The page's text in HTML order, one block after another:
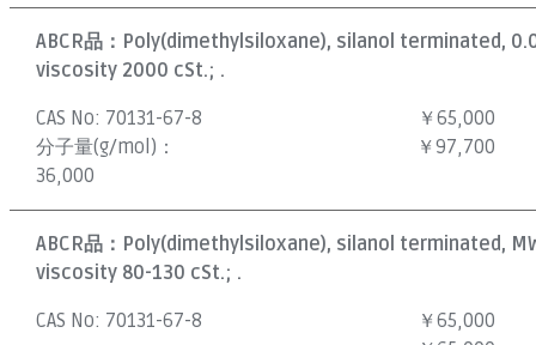
ABCR品： Poly(dimethylsiloxane), silanol terminated,
viscosity 2000 cSt.; .
CAS No: 70131-67-8
分子量(g/mol)：
36,000
￥65,000
￥97,700
ABCR品： Poly(dimethylsiloxane), silanol terminated,
viscosity 80-130 cSt.; .
CAS No: 70131-67-8
￥65,000